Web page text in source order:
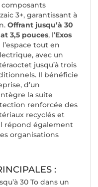
composants
3+, garantissant à
Offrant jusqu’à 30
3,5 pouces, l’Exos
tout en
avec un
jusqu’à trois
Il bénéficie
d’un
la suite
renforcée des
recyclés et
répond également
organisations
:
30 To dans un